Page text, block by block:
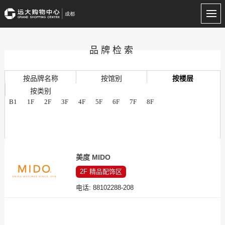
品牌检索
按品牌名称 按馆别
按楼层
按类别
B1 1F 2F 3F 4F 5F 6F 7F 8F
美度 MIDO
2F 精品配饰区
电话: 88102288-208